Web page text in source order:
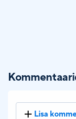
Lisa